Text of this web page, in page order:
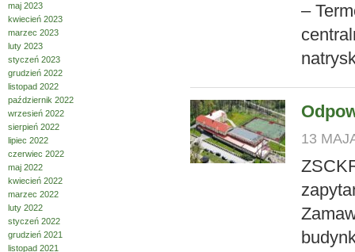
maj 2023
kwiecień 2023
marzec 2023
luty 2023
styczeń 2023
grudzień 2022
listopad 2022
październik 2022
wrzesień 2022
sierpień 2022
lipiec 2022
czerwiec 2022
maj 2022
kwiecień 2022
marzec 2022
luty 2022
styczeń 2022
grudzień 2021
listopad 2021
–
13